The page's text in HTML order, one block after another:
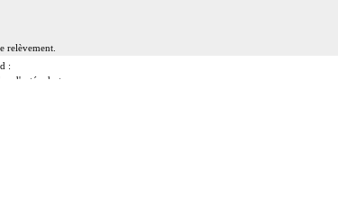
relèvement.
:
d'ostéophytes
fibrocartilagineux et/ou d'autres chondropathies localisées.
osseuse